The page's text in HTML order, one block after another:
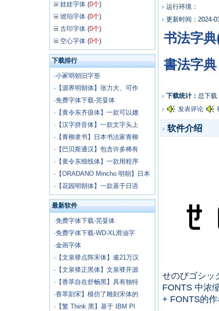
娃娃字体 (0个)
琥珀字体 (0个)
古印字体 (0个)
空心字体 (0个)
下载排行
·小冢明朝旧字形
· 【源界明朝体】张力大、可作
·免费字体下载-芫荽体
· 【黄令东齐伋体】一款可以媲
· 【汉字拼音体】一款文字头上
· 【青柳隶书】日本书法家青柳
· 【巴贝斯通汉】包含许多稀有
· 【黄令东细线体】一款用程序
· 【ORADANO Mincho 明朝】日本
· 【花园明朝体】一款基于日语
最新软件
·免费字体下载-芫荽体
·免费字体下载-WD-XL滑油字
·金画字体
· 【文泉驿点阵宋体】逾21万汉
· 【文泉驿正黑体】文泉驿开源
· 【香萃自在舒畅黑】具有独特
·香萃刻宋】模仿了雕刻宋体的
· 【繁 Think 黑】基于 IBM Pl
运行环境：
更新时间：2024-
书法字
書法字典
下载统计： 总下载
发表评论
软件介绍
せのびゴシッ
FONTS 中浓
+ FONTS的